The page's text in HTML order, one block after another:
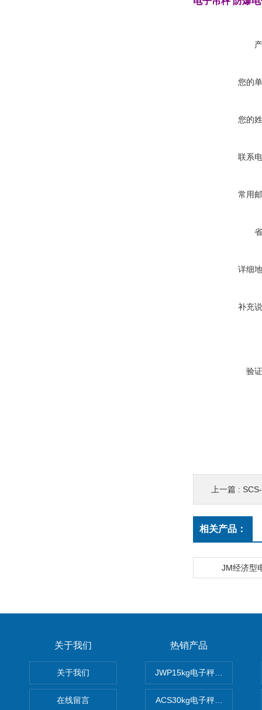
您的
您的
联系
常用
详细
补充
验
上一篇 :
相关产品：
JM经济型
关于我们
关于我们
在线留言
热销产品
JWP15kg电子秤价格,15公
ACS30kg电子秤价格,30公